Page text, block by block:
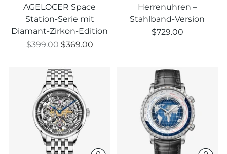
AGELOCER Space
Station-Serie mit
Diamant-Zirkon-Edition
Regulärer
$399.00 $369.00
Herrenuhren –
Stahlband-Version
$729.00